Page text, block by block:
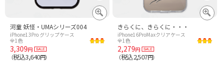
河童 妖怪・UMAシリーズ004
iPhone13Pro グリップケース
全1色
3,309円
（税込3,640円）
きらくに、きらくに・・・
iPhone16ProMaxクリアケース
全1色
2,279円
（税込2,507円）